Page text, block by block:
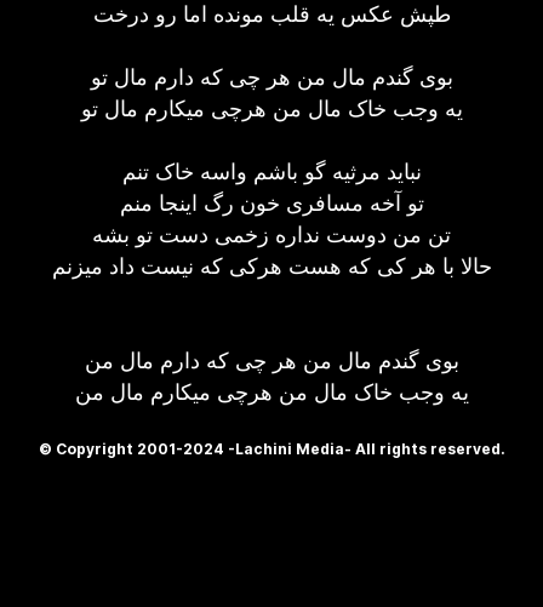
طپش عکس یه قلب مونده اما رو درخت
بوی گندم مال من هر چی که دارم مال تو
یه وجب خاک مال من هرچی میکارم مال تو
نباید مرثیه گو باشم واسه خاک تنم
تو آخه مسافری خون رگ اینجا منم
تن من دوست نداره زخمی دست تو بشه
حالا با هر کی که هست هرکی که نیست داد میزنم
بوی گندم مال من هر چی که دارم مال من
یه وجب خاک مال من هرچی میکارم مال من
© Copyright 2001-2024 -Lachini Media- All rights reserved.